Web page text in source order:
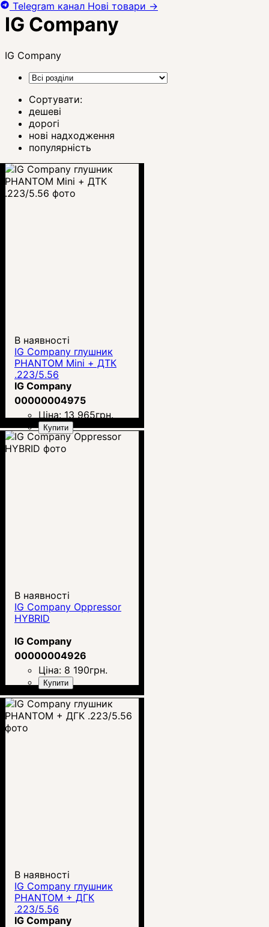
IG Company
IG Company
Сортувати:
дешеві
дорогі
нові надходження
популярність
В наявності
IG Company глушник
PHANTOM Mini + ДТК
.223/5.56
IG Company
00000004975
Ціна: 13 965грн.
Купити
В наявності
IG Company Oppressor
HYBRID
IG Company
00000004926
Ціна: 8 190грн.
Купити
В наявності
IG Company глушник
PHANTOM + ДГК
.223/5.56
IG Company
Telegram канал Нові товари →